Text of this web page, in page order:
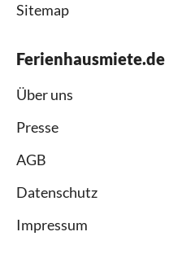
Sitemap
Ferienhausmiete.de
Über uns
Presse
AGB
Datenschutz
Impressum